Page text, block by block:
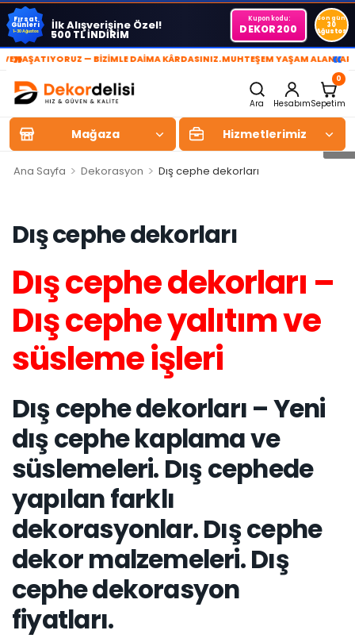
Fırsat
Günleri
1-30 Ağustos İlk Alışverişine Özel!
500 TL İNDİRİM
Kupon kodu:
DEKOR200
Son gün
30
Ağustos
» — BİZİMLE DAİMA KÂRDASINIZ.MUHTEŞEM YAŞAM ALANLARI«
Ara Hesabım
0
Sepetim
Mağaza Hizmetlerimiz
Ana Sayfa > Dekorasyon > Dış cephe dekorları
Dış cephe dekorları
Dış cephe dekorları –
Dış cephe yalıtım ve
süsleme işleri
Dış cephe dekorları – Yeni
dış cephe kaplama ve
süslemeleri. Dış cephede
yapılan farklı
dekorasyonlar. Dış cephe
dekor malzemeleri. Dış
cephe dekorasyon
fiyatları.